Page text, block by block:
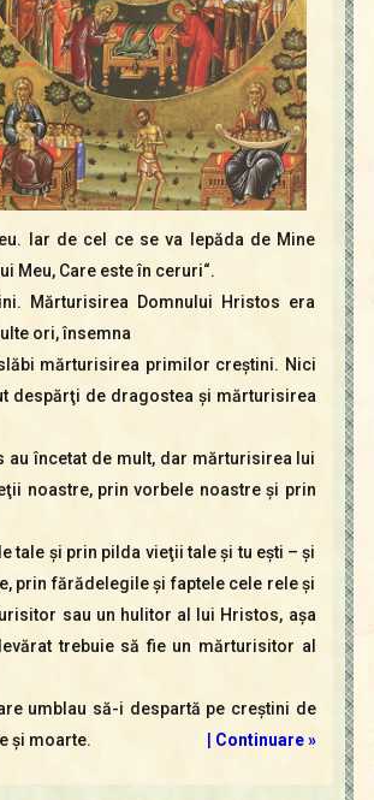
Iar de cel ce se va lepăda de Mine
Meu, Care este în ceruri“.
Mărturisirea Domnului Hristos era
ori, însemna
mărturisirea primilor creştini. Nici
despărţi de dragostea şi mărturisirea
încetat de mult, dar mărturisirea lui
noastre, prin vorbele noastre şi prin
tale şi prin pilda vieţii tale şi tu eşti – şi
prin fărădelegile şi faptele cele rele şi
sau un hulitor al lui Hristos, aşa
trebuie să fie un mărturisitor al
umblau să-i despartă pe creştini de
şi moarte.
| Continuare »